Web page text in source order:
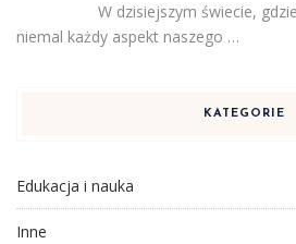
W dzisiejszym świecie,
niemal każdy aspekt naszego …
KATEGORIE
Edukacja i nauka
Inne